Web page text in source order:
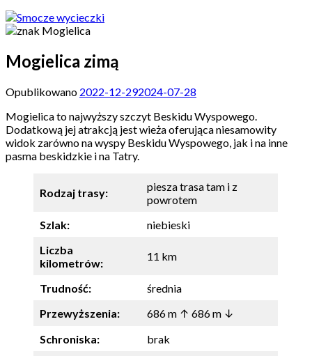
Mogielica zimą
Opublikowano 2022-12-292024-07-28
Mogielica to najwyższy szczyt Beskidu Wyspowego.
Dodatkową jej atrakcją jest wieża oferująca niesamowity
widok zarówno na wyspy Beskidu Wyspowego, jak i na inne
pasma beskidzkie i na Tatry.
Rodzaj trasy:
piesza trasa tam i z
powrotem
Szlak:
niebieski
Liczba
kilometrów:
11 km
Trudność:
średnia
Przewyższenia:
686 m ↑ 686 m ↓
Schroniska:
brak